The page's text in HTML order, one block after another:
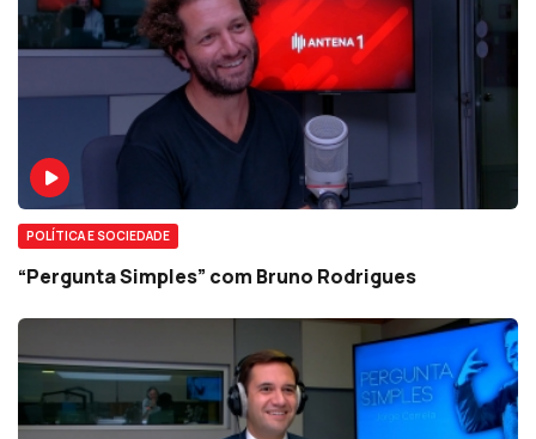
POLÍTICA E SOCIEDADE
“Pergunta Simples” com Bruno Rodrigues